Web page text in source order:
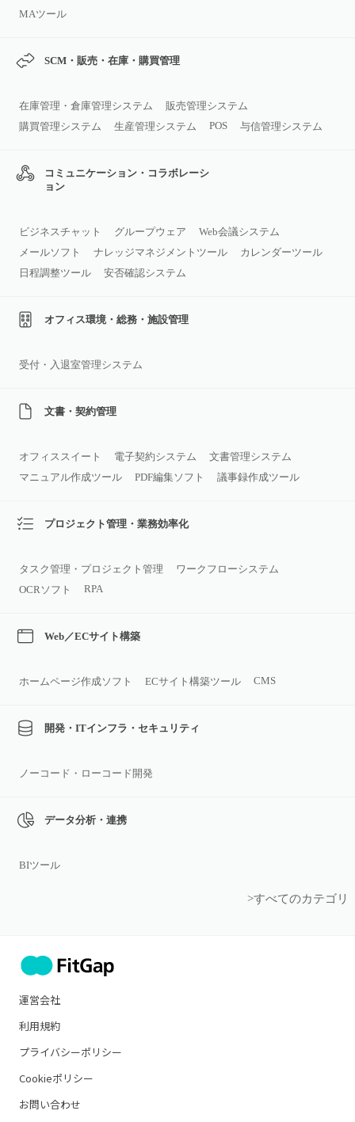
MAツール
SCM・販売・在庫・購買管理
在庫管理・倉庫管理システム
販売管理システム
購買管理システム
生産管理システム POS 与信管理システム
コミュニケーション・コラボレーシ
ョン
ビジネスチャット グループウェア
Web会議システム
メールソフト
ナレッジマネジメントツール
カレンダーツール
日程調整ツール
安否確認システム
オフィス環境・総務・施設管理
受付・入退室管理システム
文書・契約管理
オフィススイート 電子契約システム
文書管理システム
マニュアル作成ツール
PDF編集ソフト 議事録作成ツール
プロジェクト管理・業務効率化
タスク管理・プロジェクト管理
ワークフローシステム
OCRソフト
RPA
Web／ECサイト構築
ホームページ作成ソフト ECサイト構築ツール CMS
開発・ITインフラ・セキュリティ
ノーコード・ローコード開発
データ分析・連携
BIツール
>すべてのカテゴリ
運営会社
利用規約
プライバシーポリシー
Cookieポリシー
お問い合わせ